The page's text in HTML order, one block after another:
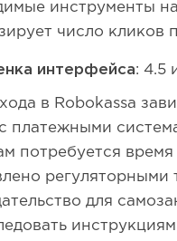
инструменты
число кликов
интерфейса: 4.5
в Robokassa
платежными
потребуется
для